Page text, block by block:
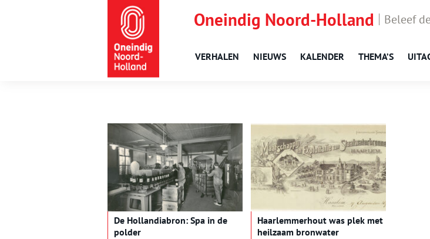
Oneindig Noord-Holland Beleef
VERHALEN NIEUWS KALENDER THEMA’S
De Hollandiabron: Spa in de
polder
Haarlemmerhout was plek met
heilzaam bronwater